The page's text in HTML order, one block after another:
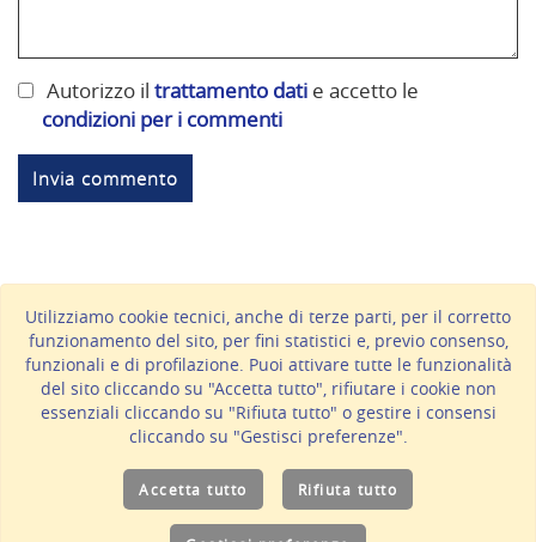
Autorizzo iltrattamento dati e accetto le
condizioni per i commenti
BARTOLI VERNICI SRL- P.IVA 00955440417 - C.S. € 120.000
i.v. - REA PS-97694
Via Renato Serra 2/4/6, 61122 Pesaro (PU)
+39 0721 281265- Fax +39 0721 450077 -
Privacy & Cookie Policy(gestisci preferenze) -
Utilizziamo cookie tecnici, anche di terze parti, per il corretto
funzionamento del sito, per fini statistici e, previo consenso,
funzionali e di profilazione. Puoi attivare tutte le funzionalità
del sito cliccando su "Accetta tutto", rifiutare i cookie non
essenziali cliccando su "Rifiuta tutto" o gestire i consensi
cliccando su "Gestisci preferenze".
Accetta tutto Rifiuta tutto